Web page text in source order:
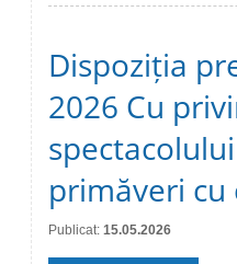
Dispoziția
2026 Cu
spectacolului
primăveri cu
Publicat: 15.05.2026